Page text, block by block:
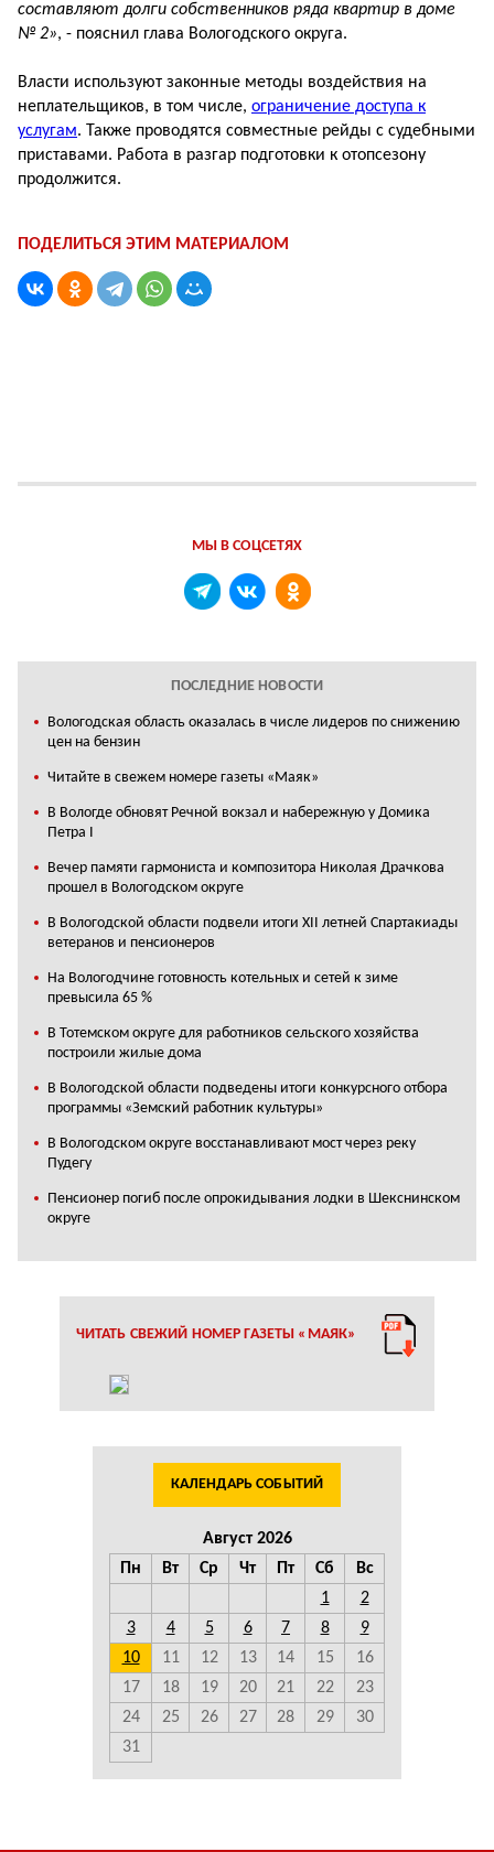
составляют долги собственников ряда квартир в доме
№ 2», - пояснил глава Вологодского округа.
Власти используют законные методы воздействия на
неплательщиков, в том числе, ограничение доступа к
услугам. Также проводятся совместные рейды с судебными
приставами. Работа в разгар подготовки к отопсезону
продолжится.
ПОДЕЛИТЬСЯ ЭТИМ МАТЕРИАЛОМ
МЫ В СОЦСЕТЯХ
ПОСЛЕДНИЕ НОВОСТИ
Вологодская область оказалась в числе лидеров по снижению
цен на бензин
Читайте в свежем номере газеты «Маяк»
В Вологде обновят Речной вокзал и набережную у Домика
Петра I
Вечер памяти гармониста и композитора Николая Драчкова
прошел в Вологодском округе
В Вологодской области подвели итоги XII летней Спартакиады
ветеранов и пенсионеров
На Вологодчине готовность котельных и сетей к зиме
превысила 65 %
В Тотемском округе для работников сельского хозяйства
построили жилые дома
В Вологодской области подведены итоги конкурсного отбора
программы «Земский работник культуры»
В Вологодском округе восстанавливают мост через реку
Пудегу
Пенсионер погиб после опрокидывания лодки в Шекснинском
округе
ЧИТАТЬ СВЕЖИЙ НОМЕР ГАЗЕТЫ «МАЯК»
КАЛЕНДАРЬ СОБЫТИЙ
Август 2026
Пн
Вт Ср Чт Пт Сб
Вс
1
2
3
4 5 6 7 8
9
10
11 12 13 14 15
16
17
18 19 20 21 22
23
24
25 26 27 28 29
30
31